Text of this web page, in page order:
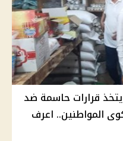
قرارات حاسمة ضد
المواطنين.. اعرف